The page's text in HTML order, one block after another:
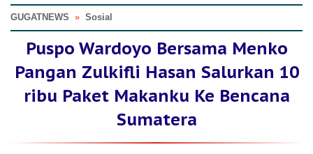
GUGATNEWS » Sosial
Puspo Wardoyo Bersama Menko
Pangan Zulkifli Hasan Salurkan 10
ribu Paket Makanku Ke Bencana
Sumatera